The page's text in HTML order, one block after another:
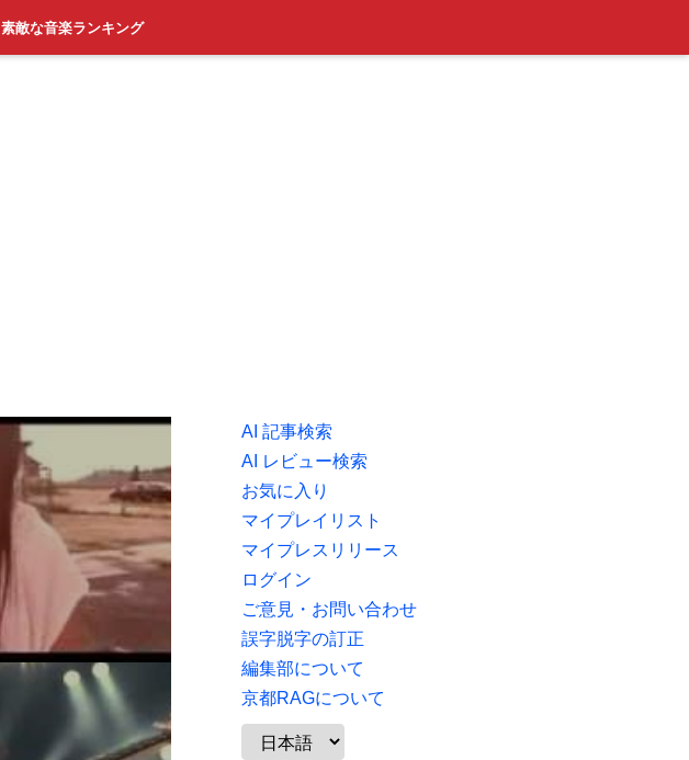
素敵な音楽ランキング
AI 記事検索
AI レビュー検索
お気に入り
マイプレイリスト
マイプレスリリース
ログイン
ご意見・お問い合わせ
誤字脱字の訂正
編集部について
京都RAGについて